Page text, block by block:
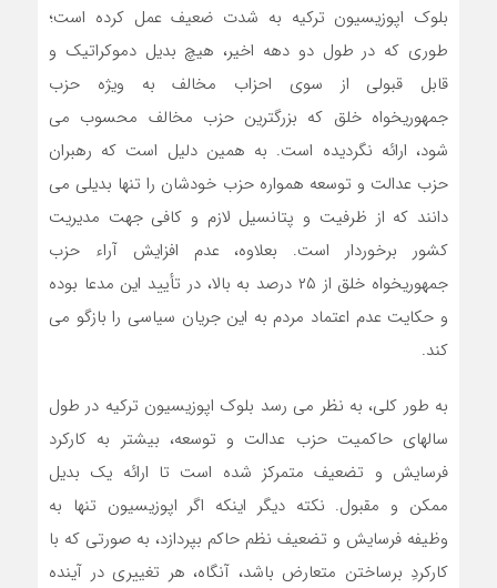
بلوک اپوزیسیون ترکیه به شدت ضعیف عمل کرده است؛
طوری که در طول دو دهه اخیر، هیچ بدیل دموکراتیک و
قابل قبولی از سوی احزاب مخالف به ویژه حزب
جمهوریخواه خلق که بزرگترین حزب مخالف محسوب می
‏شود، ارائه نگردیده است. به همین دلیل است که رهبران
حزب عدالت و توسعه همواره حزب خودشان را تنها بدیلی می
دانند که از ظرفیت و پتانسیل لازم و کافی جهت مدیریت
کشور برخوردار است. بعلاوه، عدم افزایش آراء حزب
جمهوریخواه خلق از ۲۵ درصد به بالا، در تأیید این مدعا بوده
و حکایت عدم اعتماد مردم به این جریان سیاسی را بازگو می
کند.
به طور کلی، به نظر می رسد بلوک اپوزیسیون ترکیه در طول
سالهای حاکمیت حزب عدالت و توسعه، بیشتر به کارکرد
فرسایش و تضعیف متمرکز شده است تا ارائه یک بدیل
ممکن و مقبول. نکته دیگر اینکه اگر اپوزیسیون تنها به
وظیفه فرسایش و تضعیف نظم حاکم بپردازد، به صورتی که با
کارکردِ برساختن متعارض باشد، آنگاه، هر تغییری در آینده